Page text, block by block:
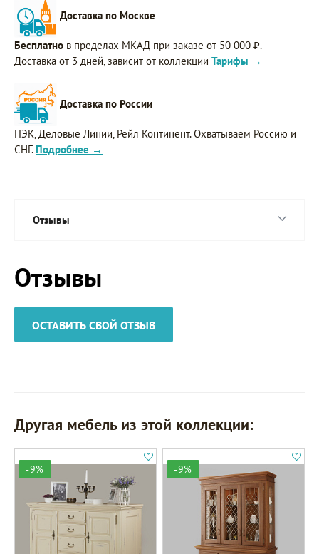
Доставка по Москве
Бесплатно в пределах МКАД при заказе от 50 000 ₽.
Доставка от 3 дней, зависит от коллекции Тарифы →
Доставка по России
ПЭК, Деловые Линии, Рейл Континент. Охватываем Россию и
СНГ. Подробнее →
Отзывы
Отзывы
ОСТАВИТЬ СВОЙ ОТЗЫВ
Другая мебель из этой коллекции:
-9% -9%